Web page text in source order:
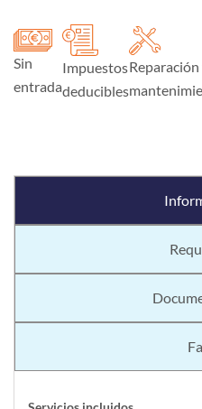
Sin
entrada
Impuestos
deducibles
Reparación